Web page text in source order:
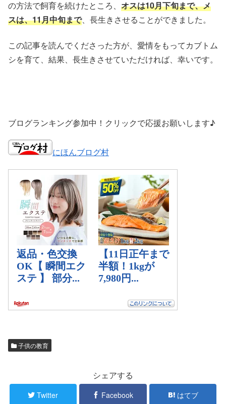
の方法で飼育を続けたところ、 オスは10月下旬まで、メ
スは、11月中旬まで、長生きさせることができました。
この記事を読んでくださった方が、愛情をもってカブトム
シを育て、結果、長生きさせていただければ、幸いです。
ブログランキング参加中！クリックで応援お願いします♪
にほんブログ村
子供の教育
シェアする
Twitter Facebook はてブ